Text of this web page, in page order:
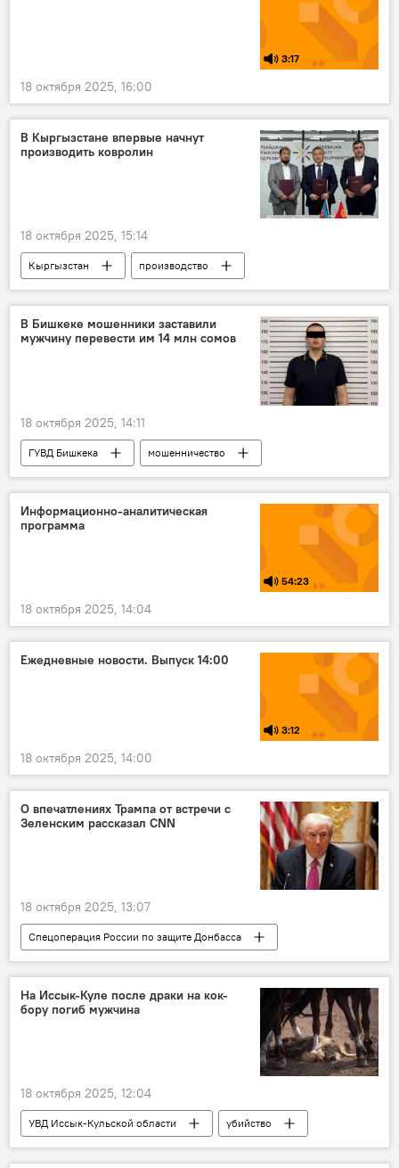
3:17
18 октября 2025, 16:00
В Кыргызстане впервые начнут
производить ковролин
18 октября 2025, 15:14
Кыргызстан
производство
Министерство экономики и коммерции КР
экономика
В Бишкеке мошенники заставили
мужчину перевести им 14 млн сомов
18 октября 2025, 14:11
ГУВД Бишкека
мошенничество
Происшествия
Бишкек
Информационно-аналитическая
программа
54:23
18 октября 2025, 14:04
Ежедневные новости. Выпуск 14:00
3:12
18 октября 2025, 14:00
О впечатлениях Трампа от встречи с
Зеленским рассказал CNN
18 октября 2025, 13:07
Спецоперация России по защите Донбасса
США
Украина
Дональд Трамп
Владимир Зеленский
Политика
встреча
На Иссык-Куле после драки на кок-
бору погиб мужчина
18 октября 2025, 12:04
УВД Иссык-Кульской области
убийство
драка
кок-бору Кыргызстан